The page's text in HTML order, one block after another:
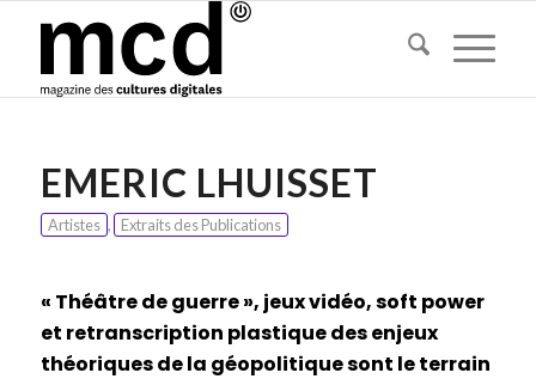
EMERIC LHUISSET
Artistes , Extraits des Publications
« Théâtre de guerre », jeux vidéo, soft power
et retranscription plastique des enjeux
théoriques de la géopolitique sont le terrain